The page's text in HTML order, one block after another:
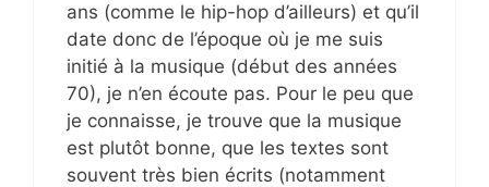
ans (comme le hip-hop d’ailleurs) et qu’il
date donc de l’époque où je me suis
initié à la musique (début des années
70), je n’en écoute pas. Pour le peu que
je connaisse, je trouve que la musique
est plutôt bonne, que les textes sont
souvent très bien écrits (notamment